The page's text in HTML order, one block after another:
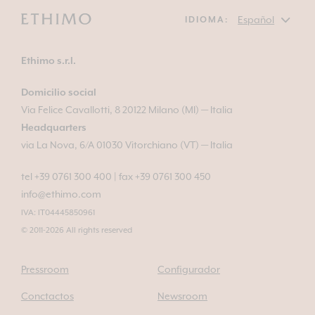
IDIOMA:
Ethimo s.r.l.
Domicilio social
Via Felice Cavallotti, 8 20122 Milano (MI) — Italia
Headquarters
via La Nova, 6/A 01030 Vitorchiano (VT) — Italia
tel +39 0761 300 400
fax +39 0761 300 450
info@ethimo.com
IVA: IT04445850961
© 2011-2026 All rights reserved
Pressroom Configurador
Conctactos Newsroom